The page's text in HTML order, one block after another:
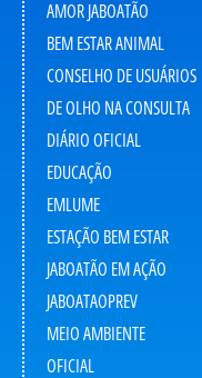
AMOR JABOATÃO
BEM ESTAR ANIMAL
CONSELHO DE USUÁRIOS
DE OLHO NA CONSULTA
DIÁRIO OFICIAL
EDUCAÇÃO
EMLUME
ESTAÇÃO BEM ESTAR
JABOATÃO EM AÇÃO
JABOATAOPREV
MEIO AMBIENTE
OFICIAL